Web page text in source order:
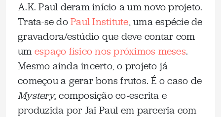
A.K. Paul deram início a um novo projeto.
Trata-se doPaul Institute, uma espécie de
gravadora/estúdio que deve contar com
um espaço físico nos próximos meses.
Mesmo ainda incerto, o projeto já
começou a gerar bons frutos. É o caso de
Mystery, composição co-escrita e
produzida por Jai Paul em parceria com